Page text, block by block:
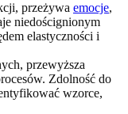
przeżywa emocje,
niedoścignionym
elastyczności i
przewyższa
Zdolność do
wzorce,